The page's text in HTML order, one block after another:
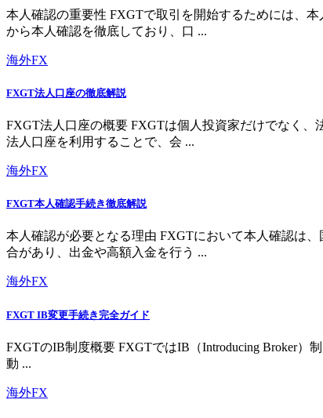
本人確認の重要性 FXGTで取引を開始するためには、
から本人確認を徹底しており、口 ...
海外FX
FXGT法人口座の徹底解説
FXGT法人口座の概要 FXGTは個人投資家だけでなく、
法人口座を利用することで、会 ...
海外FX
FXGT本人確認手続き徹底解説
本人確認が必要となる理由 FXGTにおいて本人確認は
合があり、出金や高額入金を行う ...
海外FX
FXGT IB変更手続き完全ガイド
FXGTのIB制度概要 FXGTではIB（Introducing Broker
動 ...
海外FX